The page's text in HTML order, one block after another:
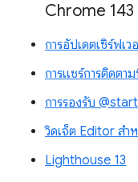
Chrome 143
การอัปเดตเซิร์ฟเ
การแชร์การติดตา
การรองรับ
วิดเจ็ต Editor สำ
Lighthouse 13